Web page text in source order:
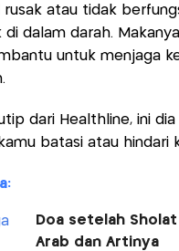
rusak atau tidak
di dalam darah.
untuk menjaga
dari Healthline, ini
batasi atau hindari
Doa setelah
Arab dan Artinya